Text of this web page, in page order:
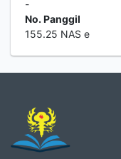
-
No. Panggil
155.25 NAS e